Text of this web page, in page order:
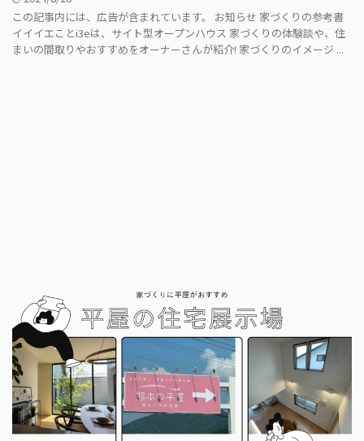
この記事内には、広告が含まれています。 お知らせ 家づくりの参考書
イイイエことi3eは、サイト型オープンハウス 家づくりの体験談や、住
まいの間取りやおすすめをオーナーさんが紹介! 家づくりのイメージ ...